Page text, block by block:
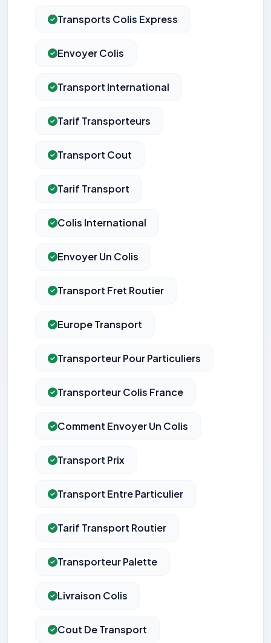
Transports Colis Express
Envoyer Colis
Transport International
Tarif Transporteurs
Transport Cout
Tarif Transport
Colis International
Envoyer Un Colis
Transport Fret Routier
Europe Transport
Transporteur Pour Particuliers
Transporteur Colis France
Comment Envoyer Un Colis
Transport Prix
Transport Entre Particulier
Tarif Transport Routier
Transporteur Palette
Livraison Colis
Cout De Transport